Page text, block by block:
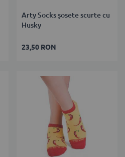
Arty Socks șosete scurte cu
Husky
23,50 RON